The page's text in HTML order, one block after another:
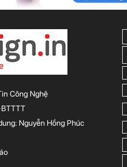
Công Nghệ
Nguyễn Hồng Phúc